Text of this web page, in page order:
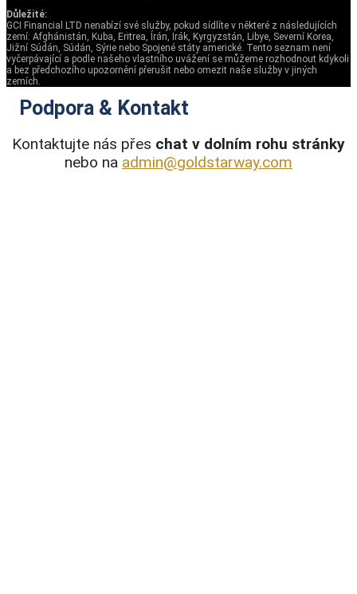
Důležité:
GCI Financial LTD nenabízí své služby, pokud sídlíte v některé z následujících
zemí: Afghánistán, Kuba, Eritrea, Írán, Irák, Kyrgyzstán, Libye, Severní Korea,
Jižní Súdán, Súdán, Sýrie nebo Spojené státy americké. Tento seznam není
vyčerpávající a podle našeho vlastního uvážení se můžeme rozhodnout kdykoli
a bez předchozího upozornění přerušit nebo omezit naše služby v jiných
zemích.
Podpora & Kontakt
Kontaktujte nás přes chat v dolním rohu stránky
nebo na admin@goldstarway.com